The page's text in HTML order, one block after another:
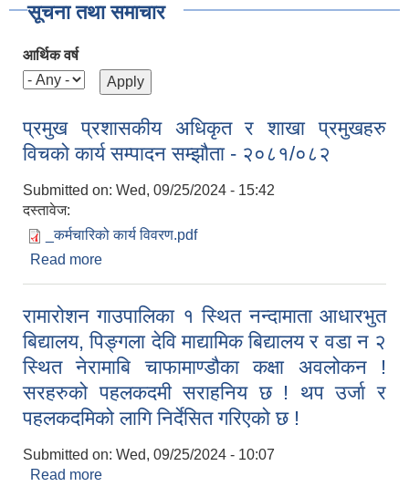
सूचना तथा समाचार
आर्थिक वर्ष
प्रमुख प्रशासकीय अधिकृत र शाखा प्रमुखहरु
विचको कार्य सम्पादन सम्झौता ‌- २०८१/०८२
Submitted on: Wed, 09/25/2024 - 15:42
दस्तावेज:
_कर्मचारिको कार्य विवरण.pdf
Read more
रामारोशन गाउपालिका १ स्थित नन्दामाता आधारभुत
बिद्यालय, पिङ्गला देवि माद्यामिक बिद्यालय र वडा न २
स्थित नेरामाबि चाफामाण्डौका कक्षा अवलोकन !
सरहरुको पहलकदमी सराहनिय छ ! थप उर्जा र
पहलकदमिको लागि निर्देसित गरिएको छ !
Submitted on: Wed, 09/25/2024 - 10:07
Read more